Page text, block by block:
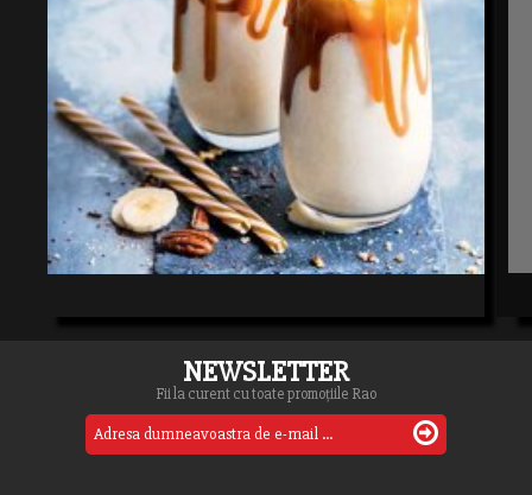
NEWSLETTER
Fii la curent cu toate promoțiile Rao